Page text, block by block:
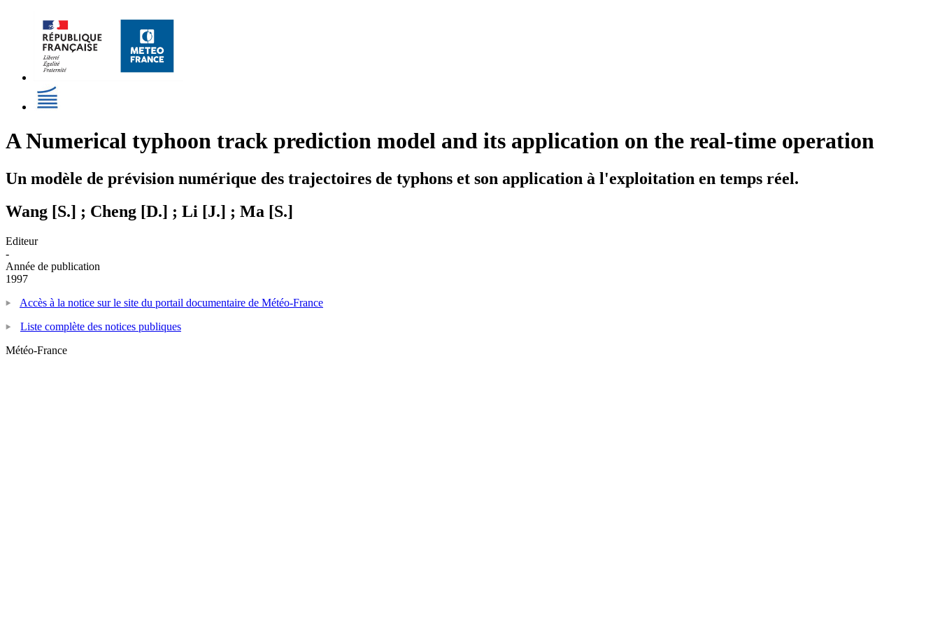
A Numerical typhoon track prediction model and its application on the real-time operation
Un modèle de prévision numérique des trajectoires de typhons et son application à l'exploitation en temps réel.
Wang [S.] ; Cheng [D.] ; Li [J.] ; Ma [S.]
Editeur
-
Année de publication
1997
Accès à la notice sur le site du portail documentaire de Météo-France
Liste complète des notices publiques
Météo-France